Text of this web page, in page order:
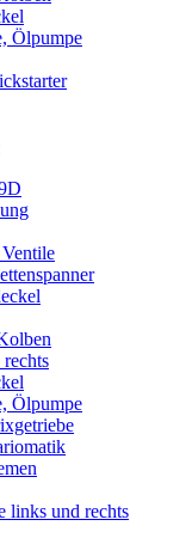
Ölpumpe
Ölpumpe
links und rechts